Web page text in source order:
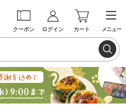
クーポン ログイン カート メニュー